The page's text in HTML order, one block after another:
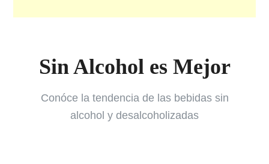
Sin Alcohol es Mejor
Conóce la tendencia de las bebidas sin
alcohol y desalcoholizadas